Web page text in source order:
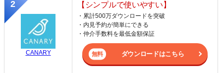
CANARY
【シンプルで使いやすい】
・累計500万ダウンロードを突破
・内見予約が簡単にできる
・仲介手数料を最低金額保証
ダウンロードはこちら